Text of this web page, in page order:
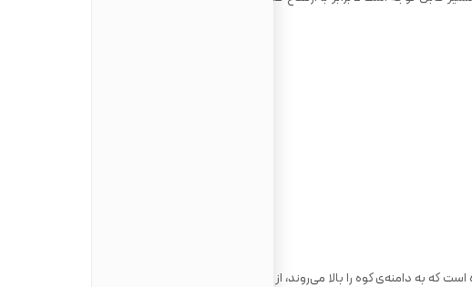
که به دامنه‌ی کوه را بالا می‌روند، از یک سکونت ‌گاه کوهستانی به سکونت‌ گاه